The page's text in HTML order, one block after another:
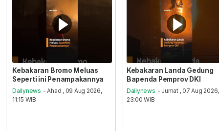
Kebakaran Bromo Meluas
Seperti ini Penampakannya
Dailynews - Ahad , 09 Aug 2026,
11:15 WIB
Kebakaran Landa Gedung
Bapenda Pemprov DKI
Dailynews - Jumat , 07 Aug 2026,
23:00 WIB